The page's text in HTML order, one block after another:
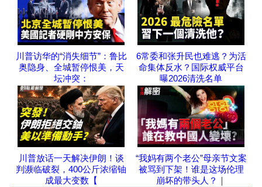
川普访华的“消失细节”：鲁比
奥隐身、全城暂停恨美，天
坛冲突：
6常委和张升民也难逃？为活
命集体反水？国际权威平台
曝2026清洗名单
川普放话一天解决伊朗！谈
判濒临破裂，400公斤浓缩铀
成最大变数【
“我妈有两个老公”母亲节文案
被骂到下架！谁是这场伦理
崩坏的带头人？｜